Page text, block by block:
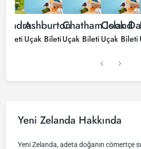
Bileti
Ashburton
Uçak Bileti
Chatham Island
Uçak Bileti
Cook
Uçak Bileti
Yeni Zelanda Hakkında
Yeni Zelanda, adeta doğanın cömertçe